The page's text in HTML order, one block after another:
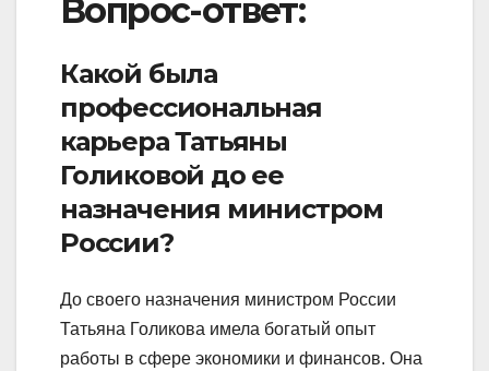
Вопрос-ответ:
Какой была
профессиональная
карьера Татьяны
Голиковой до ее
назначения министром
России?
До своего назначения министром России
Татьяна Голикова имела богатый опыт
работы в сфере экономики и финансов. Она